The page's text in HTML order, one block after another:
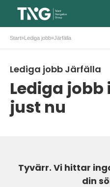
Start»Lediga jobb»Järfälla
Lediga jobb Järfälla
Lediga
just nu
Tyvärr. Vi hittar
din